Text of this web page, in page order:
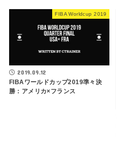
FIBA Worldcup 2019
2019.09.12
FIBAワールドカップ2019準々決
勝：アメリカ×フランス